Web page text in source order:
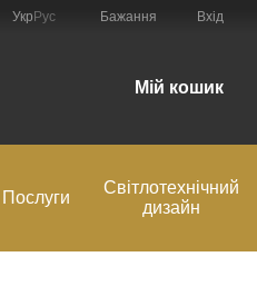
Укр Рус Бажання Вхід
Мій кошик
Послуги
Світлотехнічний
дизайн